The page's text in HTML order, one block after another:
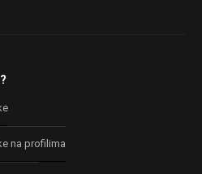
na profilima